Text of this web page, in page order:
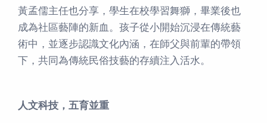
黃孟儒主任也分享，學生在校學習舞獅，畢業後也
成為社區藝陣的新血。孩子從小開始沉浸在傳統藝
術中，並逐步認識文化內涵，在師父與前輩的帶領
下，共同為傳統民俗技藝的存續注入活水。
人文科技，五育並重